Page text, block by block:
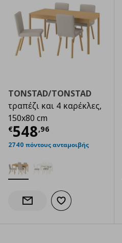
TONSTAD/TONSTAD
τραπέζι και 4 καρέκλες,
150x80 cm
€548,96
Τρέχουσα τιμή
2740 πόντους ανταμοιβής
Ενημέρωση διαθεσιμότητας
Προσθήκη στα